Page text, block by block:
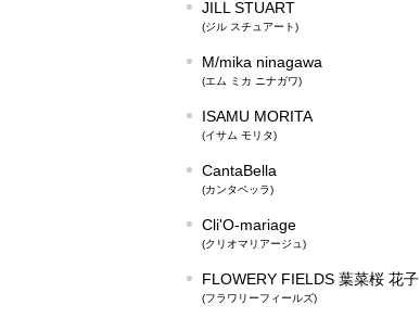
JILL STUART
(ジル スチュアート)
M/mika ninagawa
(エム ミカ ニナガワ)
ISAMU MORITA
(イサム モリタ)
CantaBella
(カンタベッラ)
Cli'O-mariage
(クリオマリアージュ)
FLOWERY FIELDS 葉菜桜 花子
(フラワリーフィールズ)